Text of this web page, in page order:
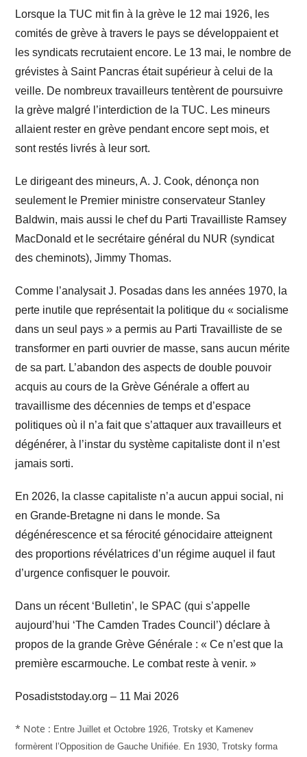
Lorsque la TUC mit fin à la grève le 12 mai 1926, les
comités de grève à travers le pays se développaient et
les syndicats recrutaient encore. Le 13 mai, le nombre de
grévistes à Saint Pancras était supérieur à celui de la
veille. De nombreux travailleurs tentèrent de poursuivre
la grève malgré l’interdiction de la TUC. Les mineurs
allaient rester en grève pendant encore sept mois, et
sont restés livrés à leur sort.
Le dirigeant des mineurs, A. J. Cook, dénonça non
seulement le Premier ministre conservateur Stanley
Baldwin, mais aussi le chef du Parti Travailliste Ramsey
MacDonald et le secrétaire général du NUR (syndicat
des cheminots), Jimmy Thomas.
Comme l’analysait J. Posadas dans les années 1970, la
perte inutile que représentait la politique du « socialisme
dans un seul pays » a permis au Parti Travailliste de se
transformer en parti ouvrier de masse, sans aucun mérite
de sa part. L’abandon des aspects de double pouvoir
acquis au cours de la Grève Générale a offert au
travaillisme des décennies de temps et d’espace
politiques où il n’a fait que s’attaquer aux travailleurs et
dégénérer, à l’instar du système capitaliste dont il n’est
jamais sorti.
En 2026, la classe capitaliste n’a aucun appui social, ni
en Grande-Bretagne ni dans le monde. Sa
dégénérescence et sa férocité génocidaire atteignent
des proportions révélatrices d’un régime auquel il faut
d’urgence confisquer le pouvoir.
Dans un récent ‘Bulletin’, le SPAC (qui s’appelle
aujourd’hui ‘The Camden Trades Council’) déclare à
propos de la grande Grève Générale : « Ce n’est que la
première escarmouche. Le combat reste à venir. »
Posadiststoday.org – 11 Mai 2026
* Note : Entre Juillet et Octobre 1926, Trotsky et Kamenev
formèrent l’Opposition de Gauche Unifiée. En 1930, Trotsky forma